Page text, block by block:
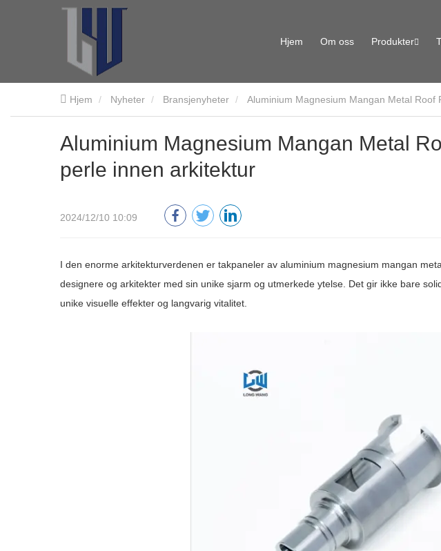
Hjem Om oss Produkter
Hjem Nyheter Bransjenyheter Aluminium Magnesium Mangan Metal
Aluminium Magnesium Mangan Metal
perle innen arkitektur
2024/12/10 10:09
I den enorme arkitekturverdenen er takpaneler av aluminium magnesium mangan
designere og arkitekter med sin unike sjarm og utmerkede ytelse. Det gir ikke bare
unike visuelle effekter og langvarig vitalitet.